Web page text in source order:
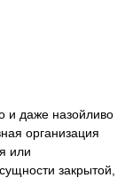
и даже назойливо
организация
или
закрытой,